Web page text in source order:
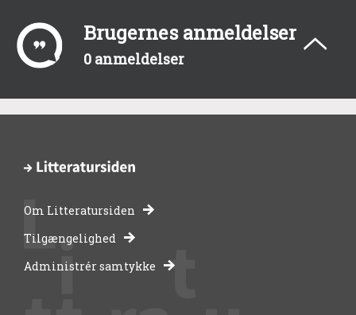
Brugernes anmeldelser
0 anmeldelser
-
bibliotekernes
Om Litteratursiden
Tilgængelighed
Administrér samtykke